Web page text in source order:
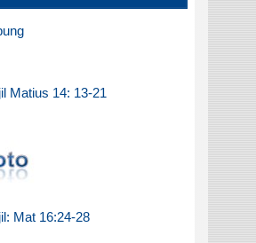
Matius 14: 13-21
Mat 16:24-28